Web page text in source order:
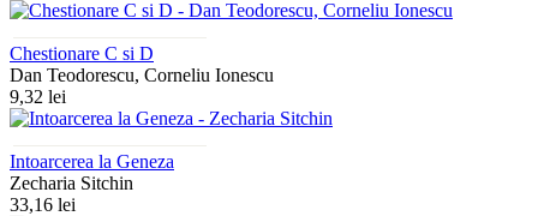
Chestionare C si D
Dan Teodorescu, Corneliu Ionescu
9,32 lei
Intoarcerea la Geneza
Zecharia Sitchin
33,16 lei